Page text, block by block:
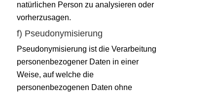
natürlichen Person zu analysieren oder
vorherzusagen.
f) Pseudonymisierung
Pseudonymisierung ist die Verarbeitung
personenbezogener Daten in einer
Weise, auf welche die
personenbezogenen Daten ohne